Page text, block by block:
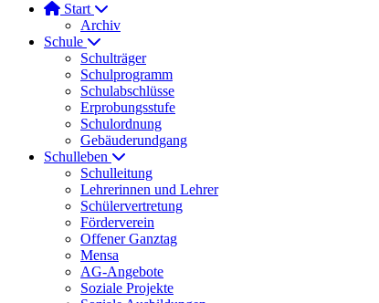
Start
Archiv
Schule
Schulträger
Schulprogramm
Schulabschlüsse
Erprobungsstufe
Schulordnung
Gebäuderundgang
Schulleben
Schulleitung
Lehrerinnen und Lehrer
Schülervertretung
Förderverein
Offener Ganztag
Mensa
AG-Angebote
Soziale Projekte